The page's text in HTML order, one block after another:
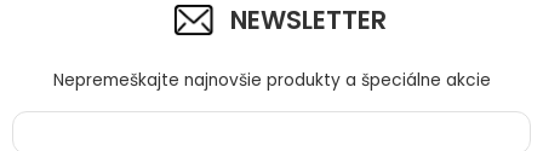
NEWSLETTER
Nepremeškajte najnovšie produkty a špeciálne akcie